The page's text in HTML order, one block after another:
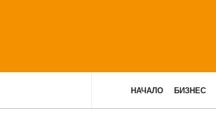
НАЧАЛО БИЗНЕС